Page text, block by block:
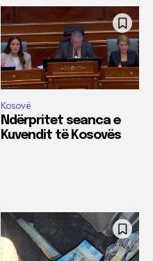
Kosovë
Ndërpritet seanca e
Kuvendit të Kosovës